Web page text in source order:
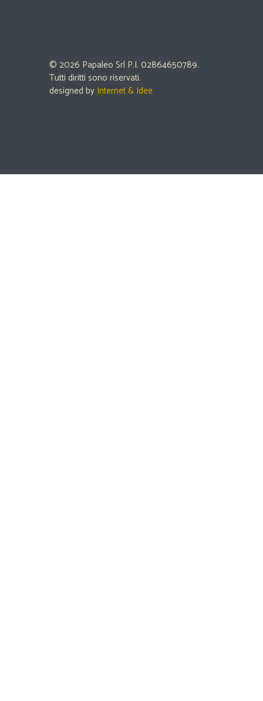
© 2026 Papaleo Srl P.I. 02864650789.
Tutti diritti sono riservati.
designed by Internet & Idee